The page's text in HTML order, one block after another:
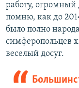
работу, огромный
помню, как до
было полно
симферопольцев
веселый досуг.